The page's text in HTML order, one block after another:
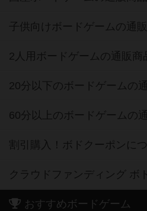
子供向けボードゲームの通
2人用ボードゲームの通販商
20分以下のボードゲームの
60分以上のボードゲームの
割引購入！ボドクーポンに
クラウドファンディング ボ
おすすめボードゲーム